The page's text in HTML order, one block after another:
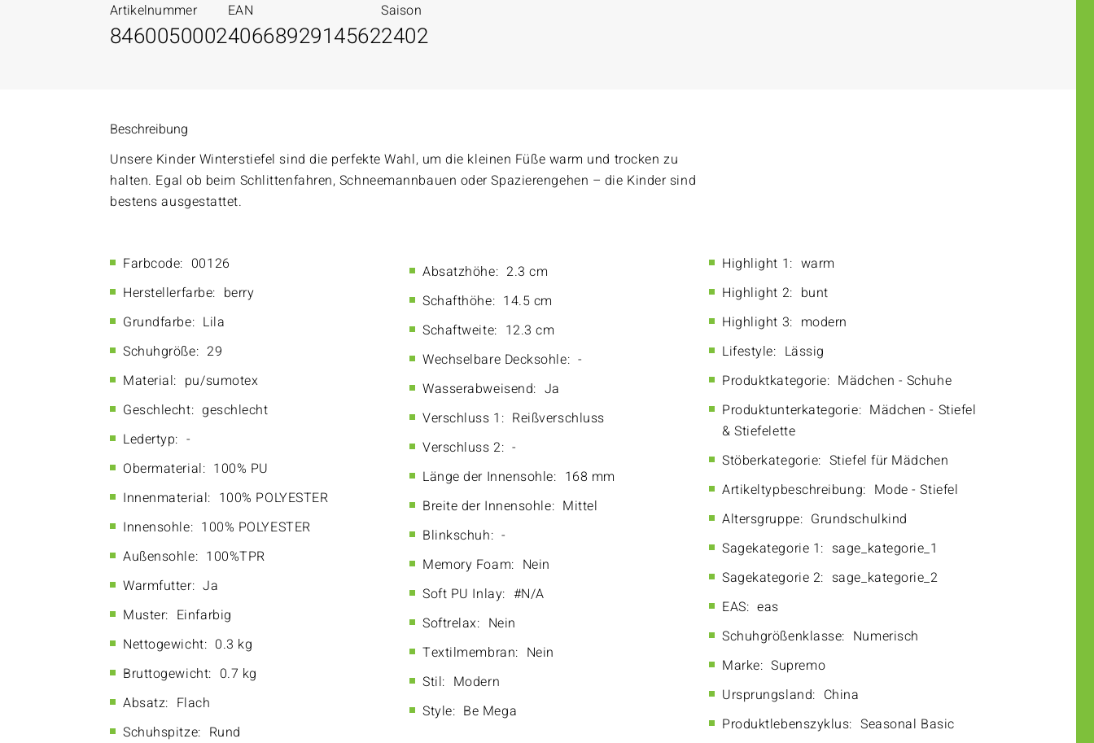
Artikelnummer
8460050002
EAN
4066892914562
Saison
2402
Beschreibung
Unsere Kinder Winterstiefel sind die perfekte Wahl, um die kleinen Füße warm und trocken zu
halten. Egal ob beim Schlittenfahren, Schneemannbauen oder Spazierengehen – die Kinder sind
bestens ausgestattet.
Farbcode: 00126
Herstellerfarbe: berry
Grundfarbe: Lila
Schuhgröße: 29
Material: pu/sumotex
Geschlecht: geschlecht
Ledertyp: -
Obermaterial: 100% PU
Innenmaterial: 100% POLYESTER
Innensohle: 100% POLYESTER
Außensohle: 100%TPR
Warmfutter: Ja
Muster: Einfarbig
Nettogewicht: 0.3 kg
Bruttogewicht: 0.7 kg
Absatz: Flach
Schuhspitze: Rund
Absatzhöhe: 2.3 cm
Schafthöhe: 14.5 cm
Schaftweite: 12.3 cm
Wechselbare Decksohle: -
Wasserabweisend: Ja
Verschluss 1: Reißverschluss
Verschluss 2: -
Länge der Innensohle: 168 mm
Breite der Innensohle: Mittel
Blinkschuh: -
Memory Foam: Nein
Soft PU Inlay: #N/A
Softrelax: Nein
Textilmembran: Nein
Stil: Modern
Style: Be Mega
Highlight 1: warm
Highlight 2: bunt
Highlight 3: modern
Lifestyle: Lässig
Produktkategorie: Mädchen - Schuhe
Produktunterkategorie: Mädchen - Stiefel
& Stiefelette
Stöberkategorie: Stiefel für Mädchen
Artikeltypbeschreibung: Mode - Stiefel
Altersgruppe: Grundschulkind
Sagekategorie 1: sage_kategorie_1
Sagekategorie 2: sage_kategorie_2
EAS: eas
Schuhgrößenklasse: Numerisch
Marke: Supremo
Ursprungsland: China
Produktlebenszyklus: Seasonal Basic